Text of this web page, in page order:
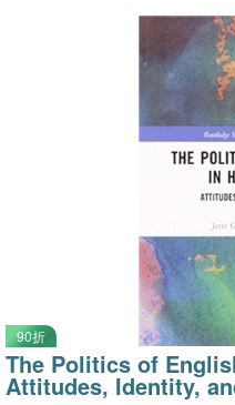
獎
登
90折
The Politics of
Attitudes, Identity,